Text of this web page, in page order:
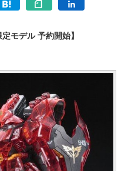
モデル 予約開始】